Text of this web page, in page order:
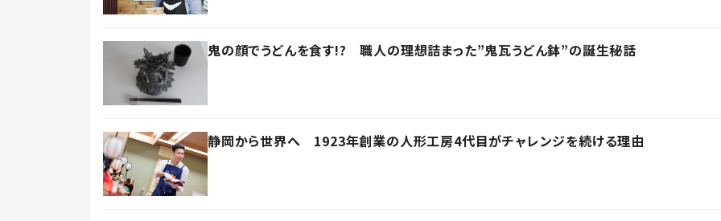
鬼の顔でうどんを食す!? 職人の理想詰まった”鬼瓦うどん鉢”の誕生秘話
静岡から世界へ 1923年創業の人形工房4代目がチャレンジを続ける理由